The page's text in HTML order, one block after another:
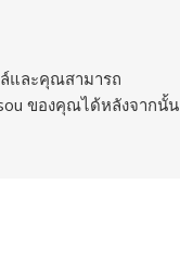
และคุณสามารถ
ของคุณได้หลังจากนั้น